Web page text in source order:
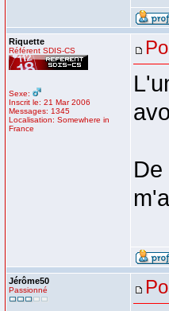
Riquette
Référent SDIS-CS
Sexe:
Inscrit le: 21 Mar 2006
Messages: 1345
Localisation: Somewhere in
France
Jérôme50
Passionné